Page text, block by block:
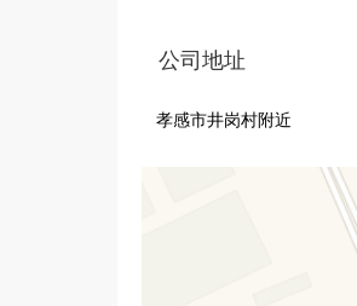
公司地址
孝感市井岗村附近